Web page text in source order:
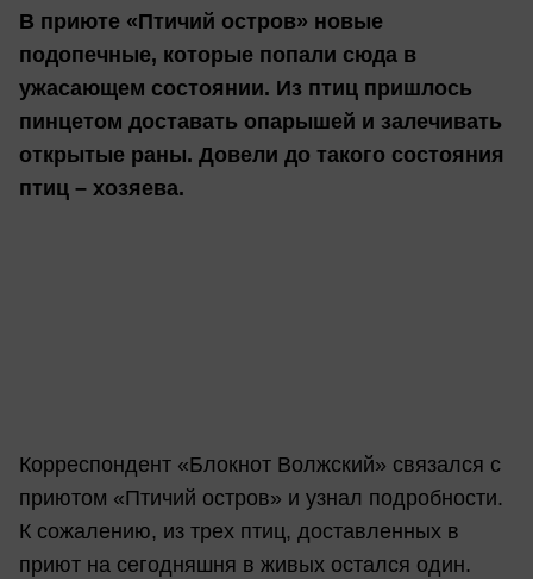
В приюте «Птичий остров» новые
подопечные, которые попали сюда в
ужасающем состоянии. Из птиц пришлось
пинцетом доставать опарышей и залечивать
открытые раны. Довели до такого состояния
птиц – хозяева.
Корреспондент «Блокнот Волжский» связался с
приютом «Птичий остров» и узнал подробности.
К сожалению, из трех птиц, доставленных в
приют на сегодняшня в живых остался один.